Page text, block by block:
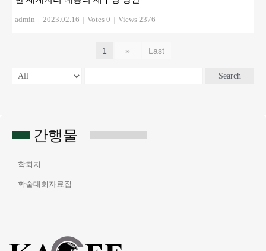
간행물
학회지
학술대회자료집
admin | 2023.02.16 | Votes 0 | Views 2376
1 » Last
Search